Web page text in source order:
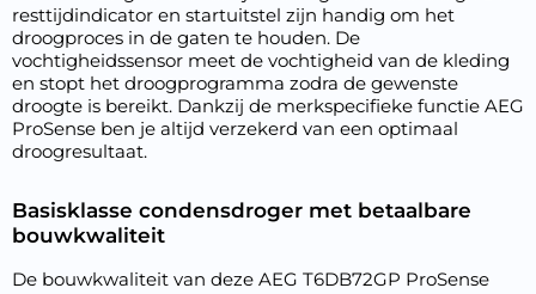
resttijdindicator en startuitstel zijn handig om het
droogproces in de gaten te houden. De
vochtigheidssensor meet de vochtigheid van de kleding
en stopt het droogprogramma zodra de gewenste
droogte is bereikt. Dankzij de merkspecifieke functie AEG
ProSense ben je altijd verzekerd van een optimaal
droogresultaat.
Basisklasse condensdroger met betaalbare
bouwkwaliteit
De bouwkwaliteit van deze AEG T6DB72GP ProSense